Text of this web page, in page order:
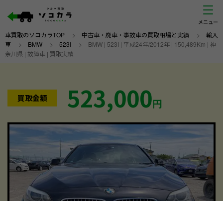
車買取のソコカラTOP > 中古車・廃車・事故車の買取相場と実績 > 輸入
車 > BMW > 523I > BMW | 523I | 平成24年/2012年 | 150,489Km | 神
奈川県 | 故障車 | 買取実績
買取金額 523,000円